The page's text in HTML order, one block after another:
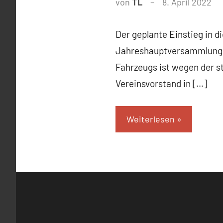
von TL 8. April 2022
Der geplante Einstieg in
Fahrzeugs ist wegen der
Vereinsvorstand in […]
Weiterlesen